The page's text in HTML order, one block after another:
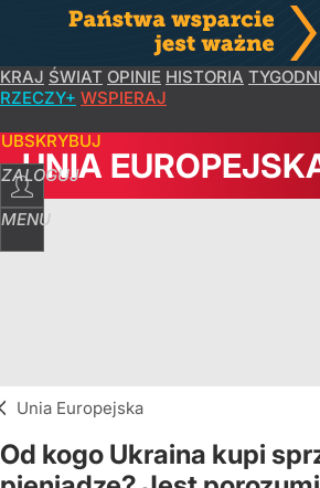
KRAJ ŚWIAT OPINIE HISTORIA
RZECZY+ WSPIERAJ
ZALOGUJ
MENU
UNIA
Unia Europejska
Od kogo Ukraina kupi